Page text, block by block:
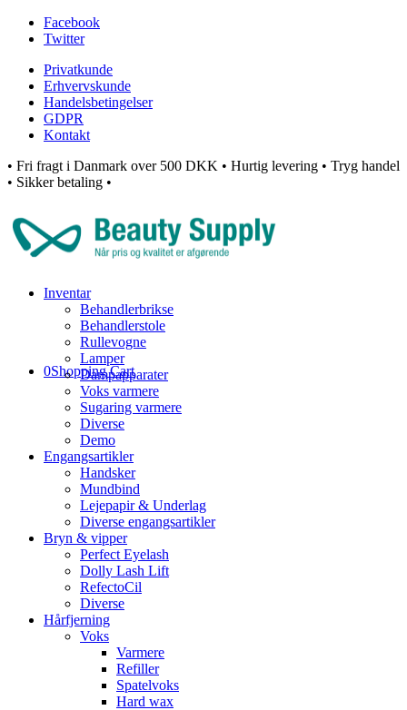
Facebook
Twitter
Privatkunde
Erhvervskunde
Handelsbetingelser
GDPR
Kontakt
• Fri fragt i Danmark over 500 DKK • Hurtig levering • Tryg handel
• Sikker betaling •
0Shopping Cart
Inventar
Behandlerbrikse
Behandlerstole
Rullevogne
Lamper
Dampapparater
Voks varmere
Sugaring varmere
Diverse
Demo
Engangsartikler
Handsker
Mundbind
Lejepapir & Underlag
Diverse engangsartikler
Bryn & vipper
Perfect Eyelash
Dolly Lash Lift
RefectoCil
Diverse
Hårfjerning
Voks
Varmere
Refiller
Spatelvoks
Hard wax